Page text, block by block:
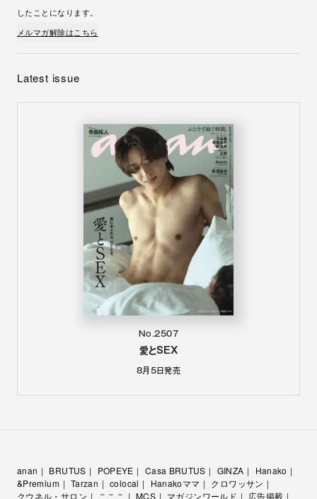
したことになります。
メルマガ解除はこちら
Latest issue
No.2507
愛とSEX
8月5日発売
anan BRUTUS POPEYE Casa BRUTUS GINZA
Hanako
&Premium
Tarzan colocal Hanakoママ
クロワッサン
クウネル・サロン
こここ MCS マガジンワールド 広告掲載